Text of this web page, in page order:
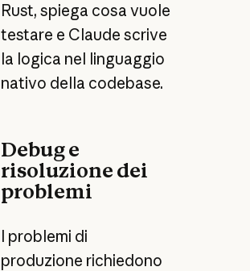
Rust, spiega cosa vuole
testare e Claude scrive
la logica nel linguaggio
nativo della codebase.
Debug e
risoluzione dei
problemi
I problemi di
produzione richiedono